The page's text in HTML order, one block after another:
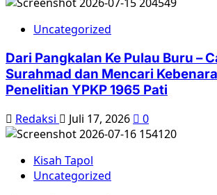
Uncategorized
Dari Pangkalan Ke Pulau Buru –
Surahmad dan Mencari
Penelitian YPKP 1965 Pati
Redaksi Juli 17, 2026 0
Kisah Tapol
Uncategorized